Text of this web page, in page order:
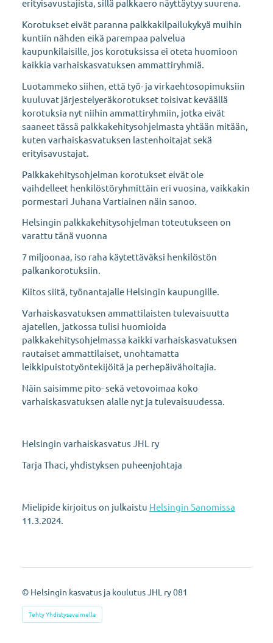
erityisavustajista, sillä palkkaero näyttäytyy suurena.
Korotukset eivät paranna palkkakilpailukykyä muihin
kuntiin nähden eikä parempaa palvelua
kaupunkilaisille, jos korotuksissa ei oteta huomioon
kaikkia varhaiskasvatuksen ammattiryhmiä.
Luotammeko siihen, että työ- ja virkaehtosopimuksiin
kuuluvat järjestelyeräkorotukset toisivat keväällä
korotuksia nyt niihin ammattiryhmiin, jotka eivät
saaneet tässä palkkakehitysohjelmasta yhtään mitään,
kuten varhaiskasvatuksen lastenhoitajat sekä
erityisavustajat.
Palkkakehitysohjelman korotukset eivät ole
vaihdelleet henkilöstöryhmittäin eri vuosina, vaikkakin
pormestari Juhana Vartiainen näin sanoo.
Helsingin palkkakehitysohjelman toteutukseen on
varattu tänä vuonna
7 miljoonaa, iso raha käytettäväksi henkilöstön
palkankorotuksiin.
Kiitos siitä, työnantajalle Helsingin kaupungille.
Varhaiskasvatuksen ammattilaisten tulevaisuutta
ajatellen, jatkossa tulisi huomioida
palkkakehitysohjelmassa kaikki varhaiskasvatuksen
rautaiset ammattilaiset, unohtamatta
leikkipuistotyöntekijöitä ja perhepäivähoitajia.
Näin saisimme pito- sekä vetovoimaa koko
varhaiskasvatuksen alalle nyt ja tulevaisuudessa.
Helsingin varhaiskasvatus JHL ry
Tarja Thaci, yhdistyksen puheenjohtaja
Mielipide kirjoitus on julkaistu Helsingin Sanomissa
11.3.2024.
© Helsingin kasvatus ja koulutus JHL ry 081
Tehty Yhdistysavaimella